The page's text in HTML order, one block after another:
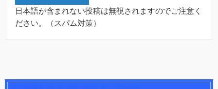
日本語が含まれない投稿は無視されますのでご注意く
ださい。（スパム対策）